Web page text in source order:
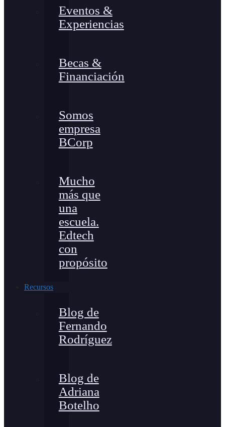
Eventos &
Experiencias
Becas &
Financiación
Somos
empresa
BCorp
Mucho
más que
una
escuela.
Edtech
con
propósito
Recursos
Blog de
Fernando
Rodríguez
Blog de
Adriana
Botelho